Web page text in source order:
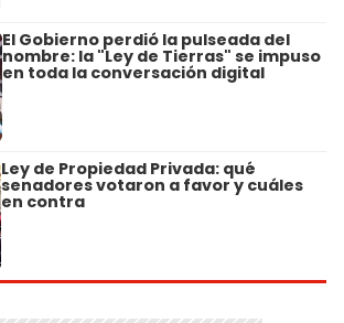
El Gobierno perdió la pulseada del
nombre: la "Ley de Tierras" se impuso
en toda la conversación digital
Ley de Propiedad Privada: qué
senadores votaron a favor y cuáles
en contra